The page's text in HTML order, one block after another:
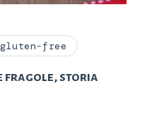
free
fragole, storia